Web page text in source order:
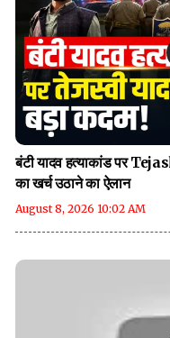
बंटी यादव हत्याकांड पर
का खर्च उठाने का ऐलान
August 8, 2026 10:02 AM